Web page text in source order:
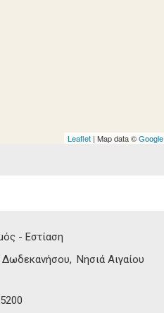
Leaflet | Map data ©Google
- Εστίαση
Νησιά Αιγαίου